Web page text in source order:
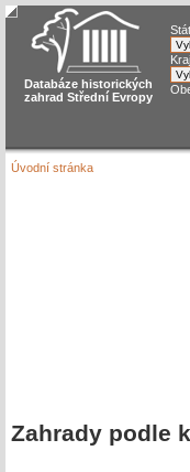
Databáze historických
zahrad Střední Evropy
Úvodní stránka
Zahrady podle